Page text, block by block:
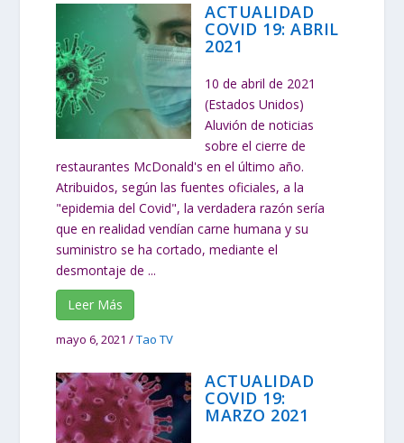
ACTUALIDAD
COVID 19: ABRIL
2021
10 de abril de 2021
(Estados Unidos)
Aluvión de noticias
sobre el cierre de
restaurantes McDonald's en el último año.
Atribuidos, según las fuentes oficiales, a la
"epidemia del Covid", la verdadera razón sería
que en realidad vendían carne humana y su
suministro se ha cortado, mediante el
desmontaje de ...
Leer Más
mayo 6, 2021 /Tao TV
ACTUALIDAD
COVID 19:
MARZO 2021